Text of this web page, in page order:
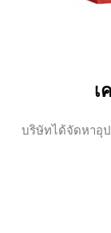
เ
บริษัทได้จัดหาอุ